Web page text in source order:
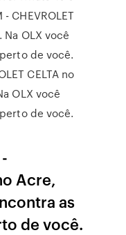
CHEVROLET
Na OLX você
de você.
CELTA no
OLX você
de você.
Acre,
as
de você.